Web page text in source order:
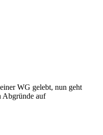
WG gelebt, nun geht
Abgründe auf